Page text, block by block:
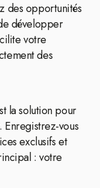
des opportunités
développer
votre
des
la solution pour
Enregistrez-vous
exclusifs et
: votre